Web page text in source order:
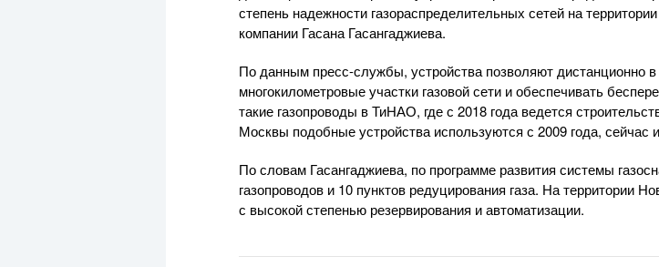
степень надежности газораспределительных сетей на
компании Гасана Гасангаджиева.
По данным пресс-службы, устройства позволяют дистанционно
многокилометровые участки газовой сети и обеспечивать
такие газопроводы в ТиНАО, где с 2018 года ведется
Москвы подобные устройства используются с 2009 года, сейчас
По словам Гасангаджиева, по программе развития системы
газопроводов и 10 пунктов редуцирования газа. На территории
с высокой степенью резервирования и автоматизации.